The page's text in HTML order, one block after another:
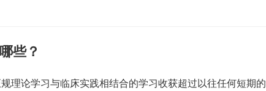
些？
理论学习与临床实践相结合的学习收获超过以往任何短期